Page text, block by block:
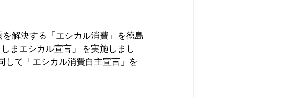
解決する「エシカル消費」を徳島
まエシカル宣言」 を実施しまし
して「エシカル消費自主宣言」を